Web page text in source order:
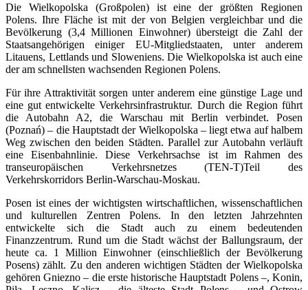
Die Wielkopolska (Großpolen) ist eine der größten Regionen
Polens. Ihre Fläche ist mit der von Belgien vergleichbar und die
Bevölkerung (3,4 Millionen Einwohner) übersteigt die Zahl der
Staatsangehörigen einiger EU-Mitgliedstaaten, unter anderem
Litauens, Lettlands und Sloweniens. Die Wielkopolska ist auch eine
der am schnellsten wachsenden Regionen Polens.
Für ihre Attraktivität sorgen unter anderem eine günstige Lage und
eine gut entwickelte Verkehrsinfrastruktur. Durch die Region führt
die Autobahn A2, die Warschau mit Berlin verbindet. Posen
(Poznań) – die Hauptstadt der Wielkopolska – liegt etwa auf halbem
Weg zwischen den beiden Städten. Parallel zur Autobahn verläuft
eine Eisenbahnlinie. Diese Verkehrsachse ist im Rahmen des
transeuropäischen Verkehrsnetzes (TEN-T)Teil des
Verkehrskorridors Berlin-Warschau-Moskau.
Posen ist eines der wichtigsten wirtschaftlichen, wissenschaftlichen
und kulturellen Zentren Polens. In den letzten Jahrzehnten
entwickelte sich die Stadt auch zu einem bedeutenden
Finanzzentrum. Rund um die Stadt wächst der Ballungsraum, der
heute ca. 1 Million Einwohner (einschließlich der Bevölkerung
Posens) zählt. Zu den anderen wichtigen Städten der Wielkopolska
gehören Gniezno – die erste historische Hauptstadt Polens –, Konin,